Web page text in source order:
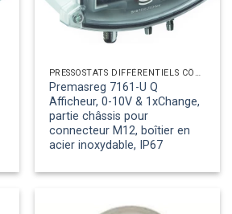
PRESSOSTATS DIFFÉRENTIELS CÔTÉ AIR
Premasreg 7161-U Q
Afficheur, 0-10V & 1xChange,
partie châssis pour
connecteur M12, boîtier en
acier inoxydable, IP67